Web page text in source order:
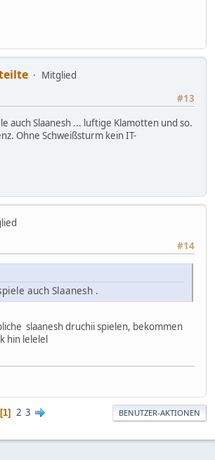
Mitglied
#13
auch Slaanesh ... luftige Klamotten und so.
Ohne Schweißsturm kein IT-
#14
auch Slaanesh .
slaanesh druchii spielen, bekommen
hin lelelel
1 2 3 BENUTZER-AKTIONEN